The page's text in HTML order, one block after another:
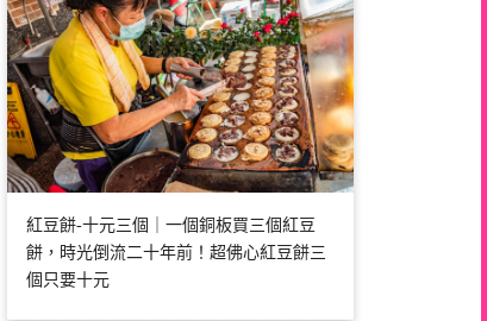
紅豆餅-十元三個｜一個銅板買三個紅豆
餅，時光倒流二十年前！超佛心紅豆餅三
個只要十元